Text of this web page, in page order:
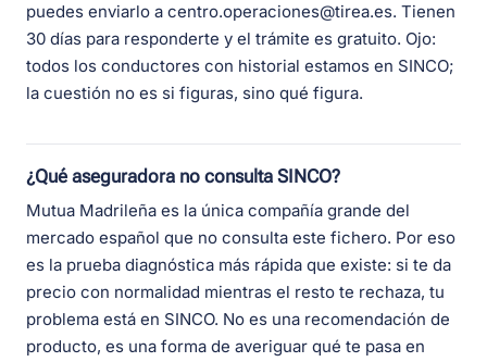
puedes enviarlo a centro.operaciones@tirea.es. Tienen
30 días para responderte y el trámite es gratuito. Ojo:
todos los conductores con historial estamos en SINCO;
la cuestión no es si figuras, sino qué figura.
¿Qué aseguradora no consulta SINCO?
Mutua Madrileña es la única compañía grande del
mercado español que no consulta este fichero. Por eso
es la prueba diagnóstica más rápida que existe: si te da
precio con normalidad mientras el resto te rechaza, tu
problema está en SINCO. No es una recomendación de
producto, es una forma de averiguar qué te pasa en